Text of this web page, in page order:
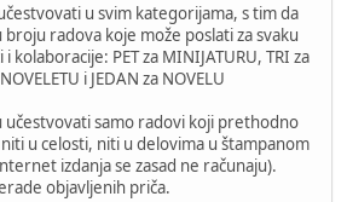
u svim kategorijama, s tim da
radova koje može poslati za svaku
kolaboracije: PET za MINIJATURU, TRI za
i JEDAN za NOVELU
učestvovati samo radovi koji prethodno
u celosti, niti u delovima u štampanom
izdanja se zasad ne računaju).
objavljenih priča.